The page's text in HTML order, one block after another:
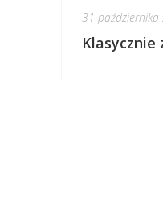
31 października
Klasycznie